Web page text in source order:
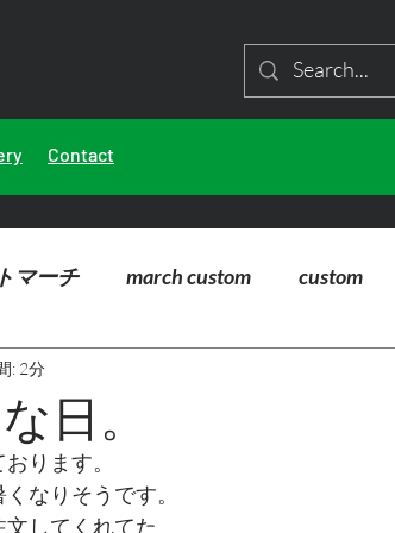
Contact
マーチ march custom custom
日。
: 2分
ります。
なりそうです。
してくれてた